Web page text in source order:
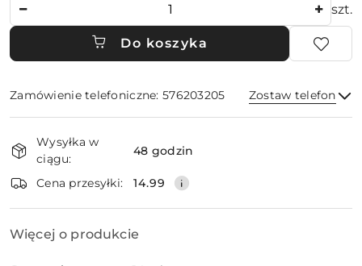
szt.
Do koszyka
Zamówienie telefoniczne: 576203205 Zostaw telefon
i
dostawa
Wysyłka w
ciągu:
48 godzin
Cena przesyłki: 14.99
Więcej o produkcie